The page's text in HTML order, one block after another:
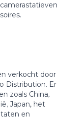
verkocht door
Distribution. Er
zoals China,
Japan, het
en